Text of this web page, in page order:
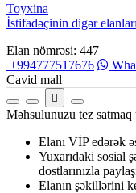
Toyxina
İstifadəçinin digər elanları
Elan nömrəsi: 447
+994777517676
Cavid mall
Məhsulunuzu tez satmaq
Elanı VİP edərək
Yuxarıdaki sosial
dostlarınızla
Elanın şəkillərini